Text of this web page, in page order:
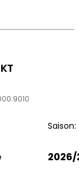
Saison:
2026/